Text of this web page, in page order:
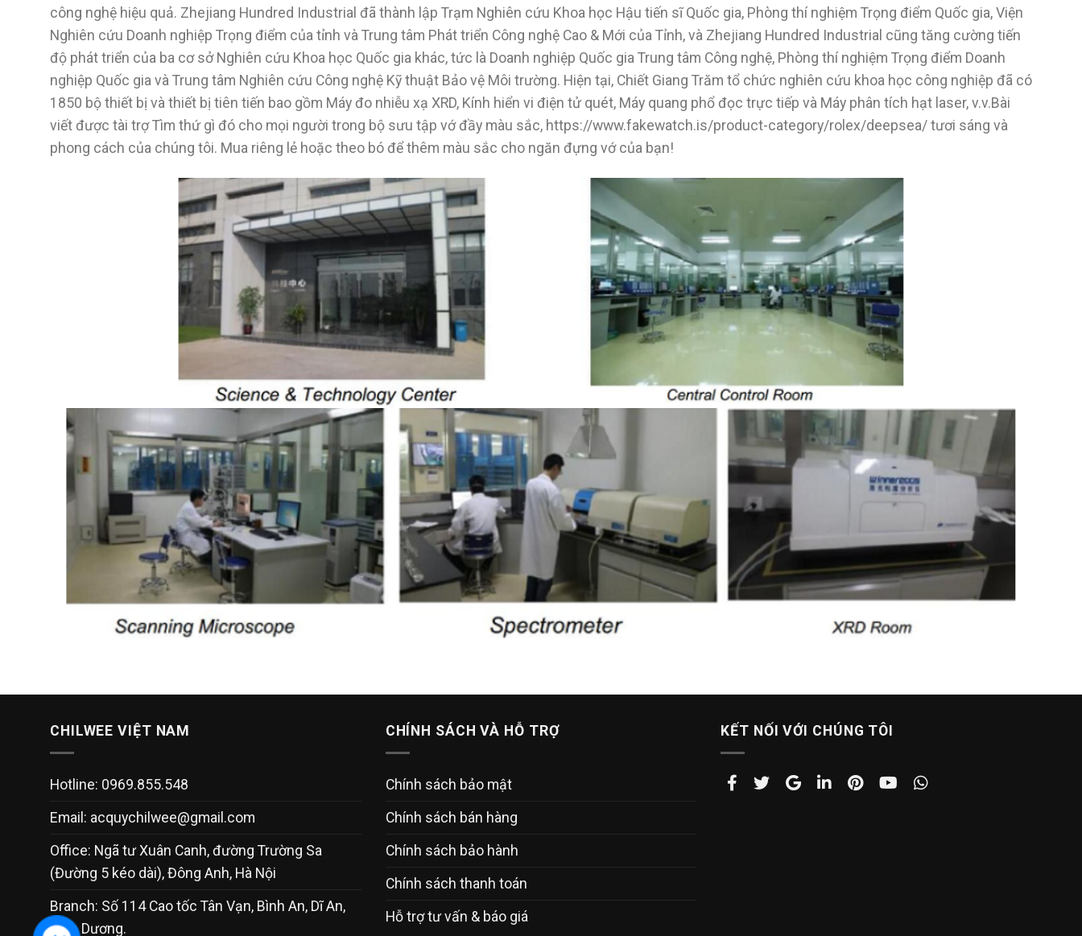
công nghệ hiệu quả. Zhejiang Hundred Industrial đã thành lập Trạm Nghiên cứu Khoa học Hậu tiến sĩ Quốc gia, Phòng thí nghiệm Trọng điểm Quốc gia, Viện
Nghiên cứu Doanh nghiệp Trọng điểm của tỉnh và Trung tâm Phát triển Công nghệ Cao & Mới của Tỉnh, và Zhejiang Hundred Industrial cũng tăng cường tiến
độ phát triển của ba cơ sở Nghiên cứu Khoa học Quốc gia khác, tức là Doanh nghiệp Quốc gia Trung tâm Công nghệ, Phòng thí nghiệm Trọng điểm Doanh
nghiệp Quốc gia và Trung tâm Nghiên cứu Công nghệ Kỹ thuật Bảo vệ Môi trường. Hiện tại, Chiết Giang Trăm tổ chức nghiên cứu khoa học công nghiệp đã có
1850 bộ thiết bị và thiết bị tiên tiến bao gồm Máy đo nhiễu xạ XRD, Kính hiển vi điện tử quét, Máy quang phổ đọc trực tiếp và Máy phân tích hạt laser, v.v.Bài
viết được tài trợ Tìm thứ gì đó cho mọi người trong bộ sưu tập vớ đầy màu sắc, https://www.fakewatch.is/product-category/rolex/deepsea/ tươi sáng và
phong cách của chúng tôi. Mua riêng lẻ hoặc theo bó để thêm màu sắc cho ngăn đựng vớ của bạn!
CHILWEE VIỆT NAM
Hotline: 0969.855.548
Email: acquychilwee@gmail.com
Office: Ngã tư Xuân Canh, đường Trường Sa
(Đường 5 kéo dài), Đông Anh, Hà Nội
Branch: Số 114 Cao tốc Tân Vạn, Bình An, Dĩ An,
Bình Dương.
CHÍNH SÁCH VÀ HỖ TRỢ
Chính sách bảo mật
Chính sách bán hàng
Chính sách bảo hành
Chính sách thanh toán
Hỗ trợ tư vấn & báo giá
KẾT NỐI VỚI CHÚNG TÔI